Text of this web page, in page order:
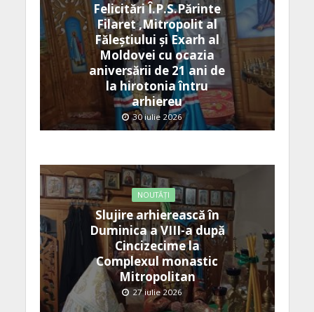
Felicitări Î.P.S.Părinte
Filaret ,Mitropolit al
Făleștiului și Exarh al
Moldovei cu ocazia
aniversării de 21 ani de
la hirotonia întru
arhiereu
30 iulie 2026
NOUTĂȚI
Slujire arhierească în
Duminica a VIII-a după
Cincizecime la
Complexul monastic
Mitropolitan
27 iulie 2026